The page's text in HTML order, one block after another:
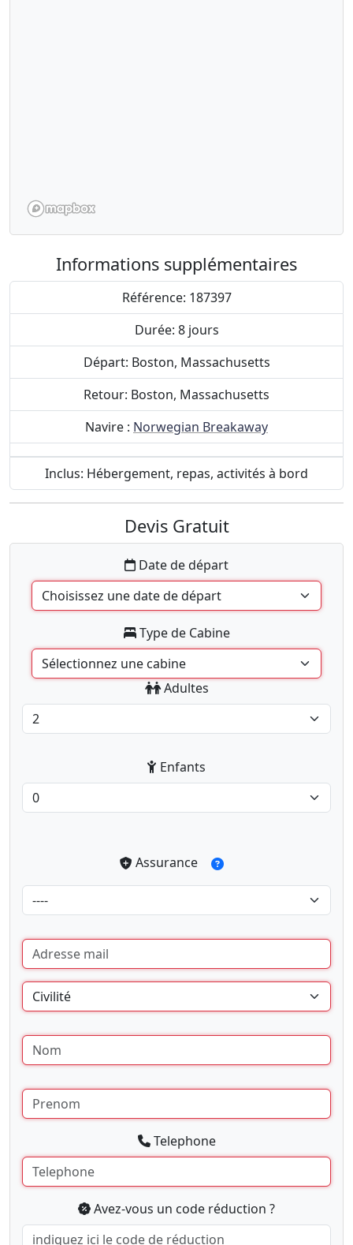
Informations supplémentaires
Référence: 187397
Durée: 8 jours
Départ: Boston, Massachusetts
Retour: Boston, Massachusetts
Navire : Norwegian Breakaway
Inclus: Hébergement, repas, activités à bord
Devis Gratuit
Date de départ
Type de Cabine
Adultes
Enfants
Assurance
Telephone
Avez-vous un code réduction ?